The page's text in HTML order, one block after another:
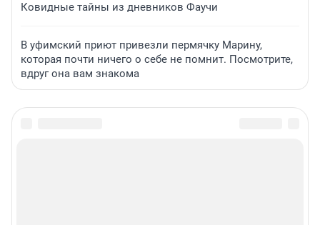
Ковидные тайны из дневников Фаучи
В уфимский приют привезли пермячку Марину,
которая почти ничего о себе не помнит. Посмотрите,
вдруг она вам знакома